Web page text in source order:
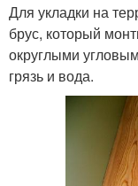
Для укладки на
брус, который
округлыми
грязь и вода.